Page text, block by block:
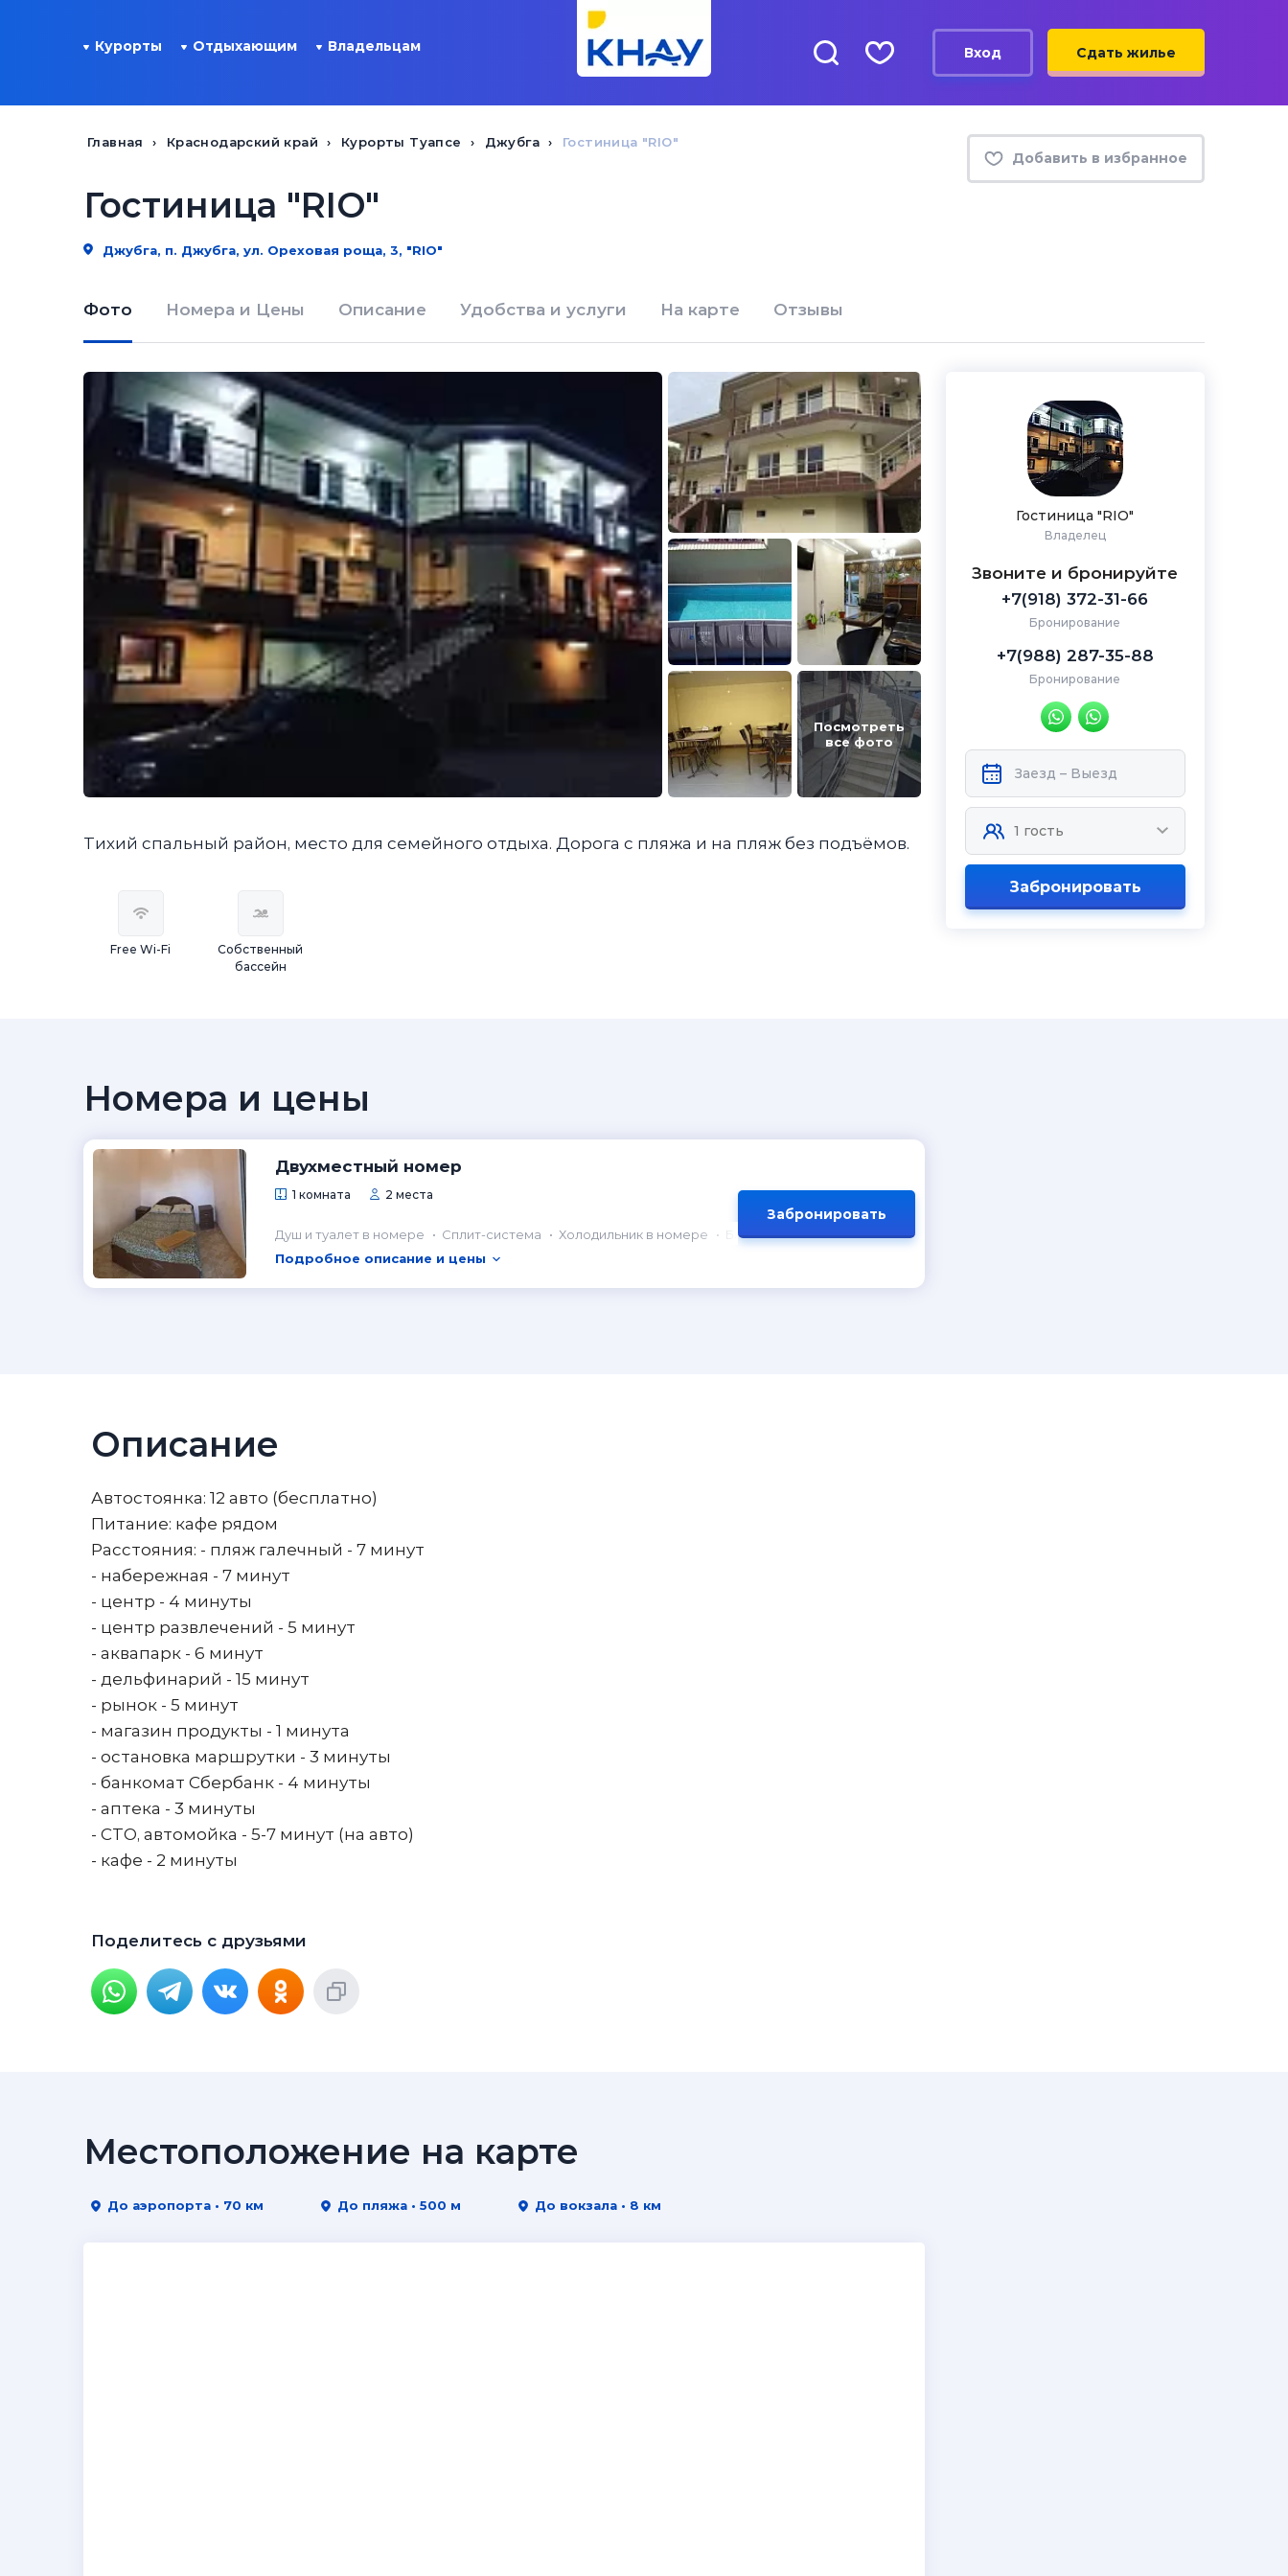
Курорты Отдыхающим Владельцам Вход Сдать жилье
Главная Краснодарский край Курорты Туапсе Джубга Гостиница "RIO"
Добавить в избранное
Гостиница "RIO"
Джубга, п. Джубга, ул. Ореховая роща, 3, "RIO"
Фото Номера и Цены Описание Удобства и услуги На карте Отзывы
Посмотреть
все фото
Гостиница "RIO"
Владелец
Звоните и бронируйте
+7(918) 372-31-66
Бронирование
+7(988) 287-35-88
Бронирование
Забронировать
Тихий спальный район, место для семейного отдыха. Дорога с пляжа и на пляж без подъёмов.
Free Wi-Fi
Собственный
бассейн
Номера и цены
Двухместный номер
1 комната 2 места
Душ и туалет в номере Сплит-система Холодильник в номере
Балкон
Подробное описание и цены
Забронировать
Описание
Автостоянка: 12 авто (бесплатно)
Питание: кафе рядом
Расстояния: - пляж галечный - 7 минут
- набережная - 7 минут
- центр - 4 минуты
- центр развлечений - 5 минут
- аквапарк - 6 минут
- дельфинарий - 15 минут
- рынок - 5 минут
- магазин продукты - 1 минута
- остановка маршрутки - 3 минуты
- банкомат Сбербанк - 4 минуты
- аптека - 3 минуты
- СТО, автомойка - 5-7 минут (на авто)
- кафе - 2 минуты
Поделитесь с друзьями
Местоположение на карте
До аэропорта • 70 км До пляжа • 500 м До вокзала • 8 км